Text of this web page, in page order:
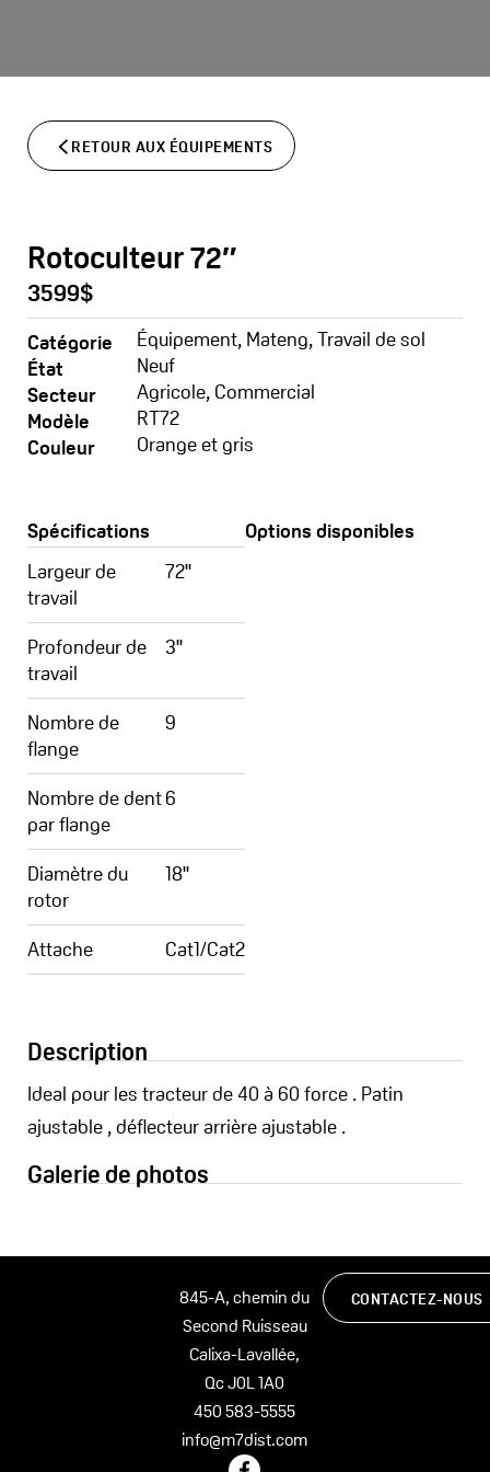
contenu
RETOUR AUX ÉQUIPEMENTS
Rotoculteur 72″
3599$
Catégorie Équipement, Mateng,Travail de sol
État
Neuf
Secteur
Agricole, Commercial
Modèle
RT72
Couleur
Orange et gris
Spécifications
Largeur de
travail
72''
Profondeur de
travail
3''
Nombre de
flange
9
Nombre de dent
par flange
6
Diamètre du
rotor
18''
Attache Cat1/Cat2
Options disponibles
Description
Ideal pour les tracteur de 40 à 60 force . Patin
ajustable , déflecteur arrière ajustable .
Galerie de photos
845-A, chemin du
Second Ruisseau
Calixa-Lavallée,
Qc J0L 1A0
450 583-5555
info@m7dist.com
F
CONTACTEZ-NOUS